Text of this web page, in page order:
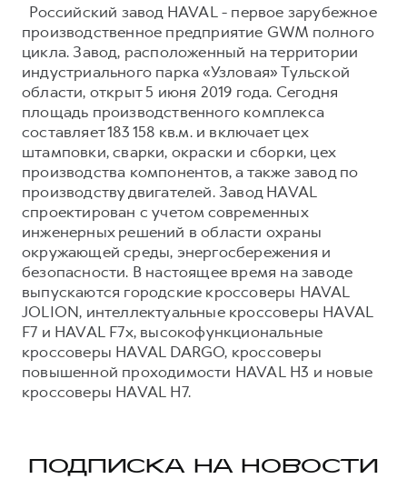
Российский завод HAVAL - первое зарубежное
производственное предприятие GWM полного
цикла. Завод, расположенный на территории
индустриального парка «Узловая» Тульской
области, открыт 5 июня 2019 года. Сегодня
площадь производственного комплекса
составляет 183 158 кв.м. и включает цех
штамповки, сварки, окраски и сборки, цех
производства компонентов, а также завод по
производству двигателей. Завод HAVAL
спроектирован с учетом современных
инженерных решений в области охраны
окружающей среды, энергосбережения и
безопасности. В настоящее время на заводе
выпускаются городские кроссоверы HAVAL
JOLION, интеллектуальные кроссоверы HAVAL
F7 и HAVAL F7x, высокофункциональные
кроссоверы HAVAL DARGO, кроссоверы
повышенной проходимости HAVAL H3 и новые
кроссоверы HAVAL H7.
ПОДПИСКА НА НОВОСТИ